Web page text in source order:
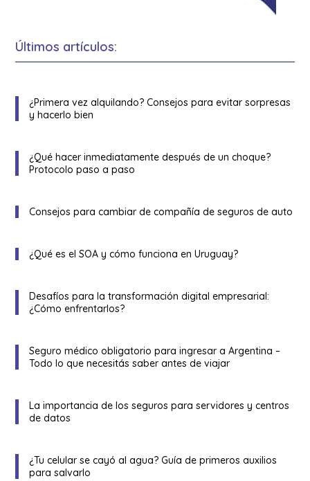
Últimos artículos:
¿Primera vez alquilando? Consejos para evitar sorpresas
y hacerlo bien
¿Qué hacer inmediatamente después de un choque?
Protocolo paso a paso
Consejos para cambiar de compañía de seguros de auto
¿Qué es el SOA y cómo funciona en Uruguay?
Desafíos para la transformación digital empresarial:
¿Cómo enfrentarlos?
Seguro médico obligatorio para ingresar a Argentina –
Todo lo que necesitás saber antes de viajar
La importancia de los seguros para servidores y centros
de datos
¿Tu celular se cayó al agua? Guía de primeros auxilios
para salvarlo